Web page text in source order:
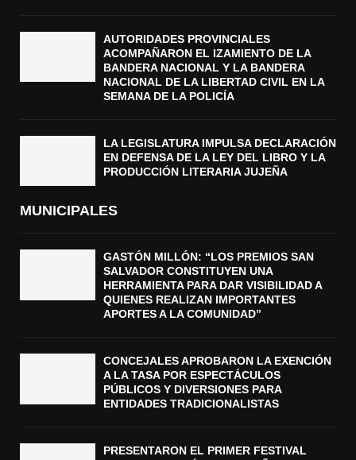
AUTORIDADES PROVINCIALES
ACOMPAÑARON EL IZAMIENTO DE LA
BANDERA NACIONAL Y LA BANDERA
NACIONAL DE LA LIBERTAD CIVIL EN LA
SEMANA DE LA POLICÍA
LA LEGISLATURA IMPULSA DECLARACIÓN
EN DEFENSA DE LA LEY DEL LIBRO Y LA
PRODUCCIÓN LITERARIA JUJEÑA
MUNICIPALES
GASTÓN MILLÓN: “LOS PREMIOS SAN
SALVADOR CONSTITUYEN UNA
HERRAMIENTA PARA DAR VISIBILIDAD A
QUIENES REALIZAN IMPORTANTES
APORTES A LA COMUNIDAD”
CONCEJALES APROBARON LA EXENCIÓN
A LA TASA POR ESPECTÁCULOS
PÚBLICOS Y DIVERSIONES PARA
ENTIDADES TRADICIONALISTAS
PRESENTARON EL PRIMER FESTIVAL